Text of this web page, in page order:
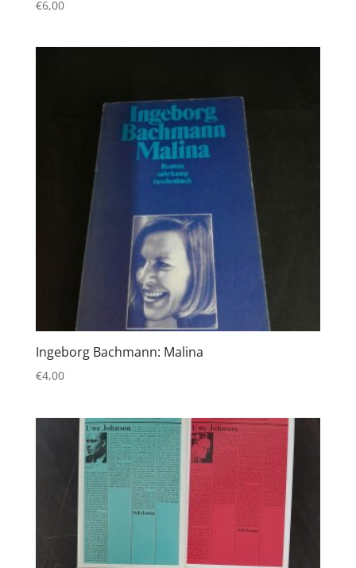
€6,00
Ingeborg Bachmann: Malina
€4,00